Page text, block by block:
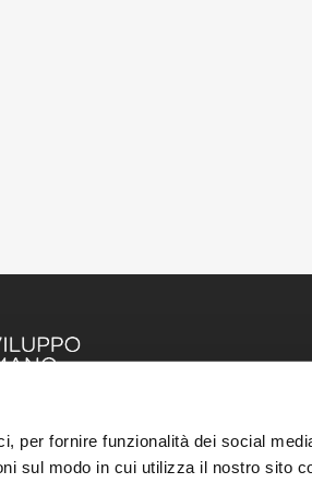
per fornire funzionalità dei social
sul modo in cui utilizza il nostro sito
RISORSE